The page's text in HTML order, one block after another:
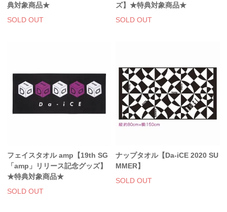
典対象商品★
SOLD OUT
ズ】★特典対象商品★
SOLD OUT
フェイスタオル amp【19th SG
「amp」リリース記念グッズ】
★特典対象商品★
SOLD OUT
ナップタオル【Da-iCE 2020 SU
MMER】
SOLD OUT